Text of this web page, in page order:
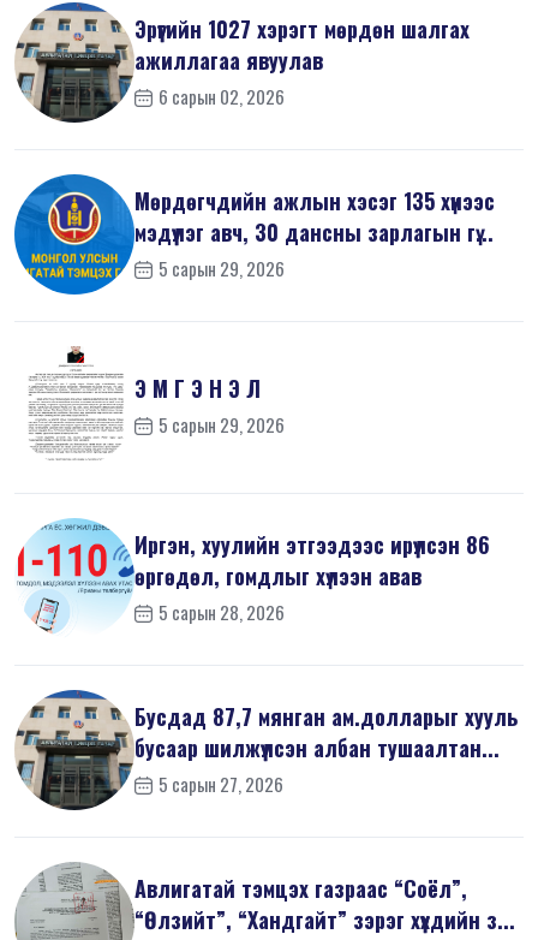
Эрүүгийн 1027 хэрэгт мөрдөн шалгах
ажиллагаа явуулав
6 сарын 02, 2026
Мөрдөгчдийн ажлын хэсэг 135 хүнээс
мэдүүлэг авч, 30 дансны зарлагын гү...
5 сарын 29, 2026
Э М Г Э Н Э Л
5 сарын 29, 2026
Иргэн, хуулийн этгээдээс ирүүлсэн 86
өргөдөл, гомдлыг хүлээн авав
5 сарын 28, 2026
Бусдад 87,7 мянган ам.долларыг хууль
бусаар шилжүүлсэн албан тушаалтан...
5 сарын 27, 2026
Авлигатай тэмцэх газраас “Соёл”,
“Өлзийт”, “Хандгайт” зэрэг хүүхдийн з...